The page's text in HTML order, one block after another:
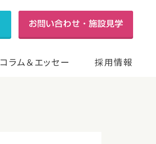
コラム＆エッセー 採用情報